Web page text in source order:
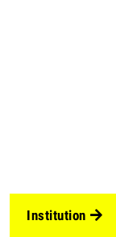
Institution